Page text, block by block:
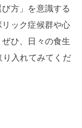
方」を意識する
ック症候群や心
ひ、日々の食生
入れてみてくだ